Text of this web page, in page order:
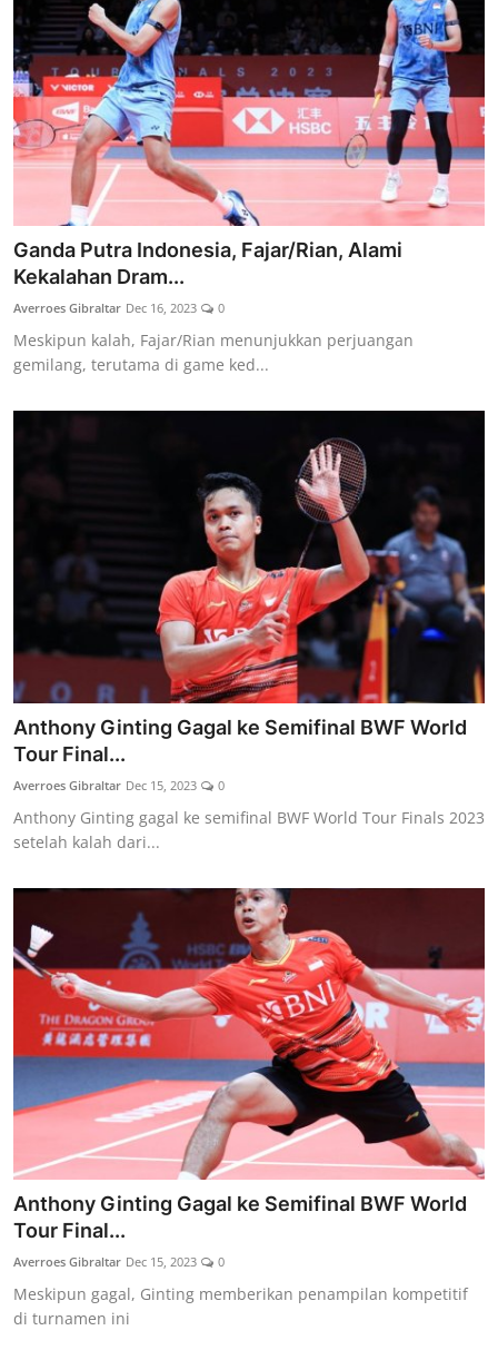
Ganda Putra Indonesia, Fajar/Rian, Alami
Kekalahan Dram...
Averroes Gibraltar Dec 16, 2023 0
Meskipun kalah, Fajar/Rian menunjukkan perjuangan
gemilang, terutama di game ked...
Anthony Ginting Gagal ke Semifinal BWF World
Tour Final...
Averroes Gibraltar Dec 15, 2023 0
Anthony Ginting gagal ke semifinal BWF World Tour Finals 2023
setelah kalah dari...
Anthony Ginting Gagal ke Semifinal BWF World
Tour Final...
Averroes Gibraltar Dec 15, 2023 0
Meskipun gagal, Ginting memberikan penampilan kompetitif
di turnamen ini